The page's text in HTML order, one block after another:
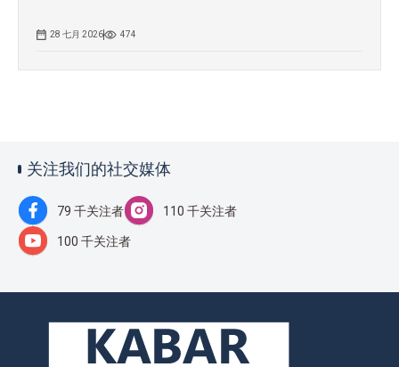
28 七月 2026 474
关注我们的社交媒体
79 千关注者 110 千关注者
100 千关注者